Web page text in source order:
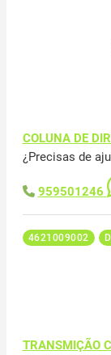
COLUNA DE
¿Precisas de
959501246
4621009002
TRANSMIÇÃO